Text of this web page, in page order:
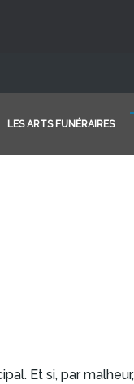
LES ARTS FUNÉRAIRES
Et si, par